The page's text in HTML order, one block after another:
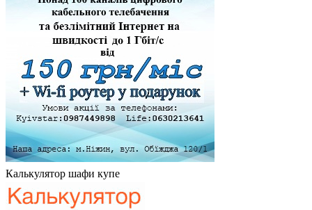
Калькулятор шафи купе